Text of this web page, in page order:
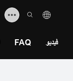
FAQ فيديو